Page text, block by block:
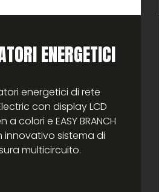
ENERGETICI
energetici di rete
con display LCD
a colori e EASY BRANCH
innovativo sistema di
multicircuito.